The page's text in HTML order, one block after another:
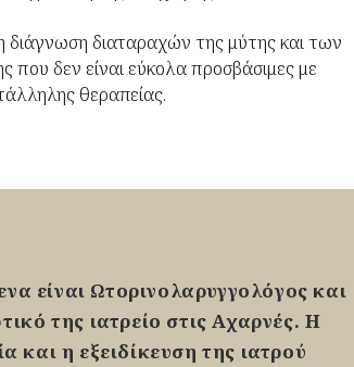
διάγνωση διαταραχών της μύτης και των
που δεν είναι εύκολα προσβάσιμες με
θεραπείας.
είναι Ωτορινολαρυγγολόγος και
της ιατρείο στις Αχαρνές. Η
και η εξειδίκευση της ιατρού